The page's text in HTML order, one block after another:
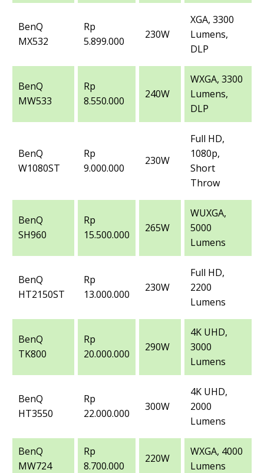
BenQ
MX532
Rp
5.899.000
230W
XGA, 3300
Lumens,
DLP
BenQ
MW533
Rp
8.550.000
240W
WXGA, 3300
Lumens,
DLP
BenQ
W1080ST
Rp
9.000.000
230W
Full HD,
1080p,
Short
Throw
BenQ
SH960
Rp
15.500.000
265W
WUXGA,
5000
Lumens
BenQ
HT2150ST
Rp
13.000.000
230W
Full HD,
2200
Lumens
BenQ
TK800
Rp
20.000.000
290W
4K UHD,
3000
Lumens
BenQ
HT3550
Rp
22.000.000
300W
4K UHD,
2000
Lumens
BenQ
MW724
Rp
8.700.000
220W
WXGA, 4000
Lumens